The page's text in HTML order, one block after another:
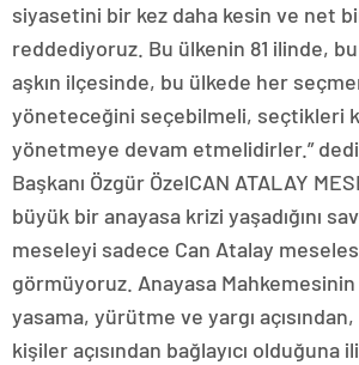
siyasetini bir kez daha kesin ve net
reddediyoruz. Bu ülkenin 81 ilinde,
aşkın ilçesinde, bu ülkede her
yöneteceğini seçebilmeli, seçtikleri
yönetmeye devam etmelidirler.”
Başkanı Özgür ÖzelCAN ATALAY
büyük bir anayasa krizi yaşadığını
meseleyi sadece Can Atalay
görmüyoruz. Anayasa Mahkemesinin
yasama, yürütme ve yargı
kişiler açısından bağlayıcı olduğuna